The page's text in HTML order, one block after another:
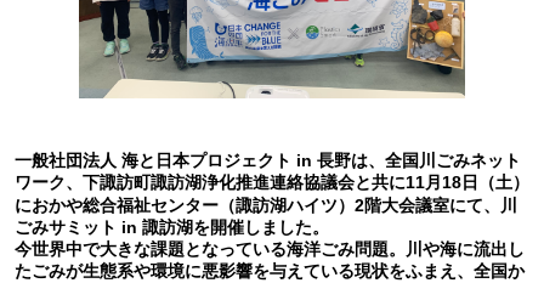
一般社団法人 海と日本プロジェクト in 長野は、全国川ごみネット
ワーク、下諏訪町諏訪湖浄化推進連絡協議会と共に11月18日（土）
におかや総合福祉センター（諏訪湖ハイツ）2階大会議室にて、川
ごみサミット in 諏訪湖を開催しました。
今世界中で大きな課題となっている海洋ごみ問題。川や海に流出し
たごみが生態系や環境に悪影響を与えている現状をふまえ、全国か